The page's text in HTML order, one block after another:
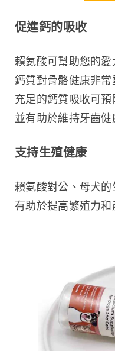
促進鈣的吸收
賴氨酸可幫助您的愛
鈣質對骨骼健康非常
充足的鈣質吸收可預
並有助於維持牙齒健
支持生殖健康
賴氨酸對公、母犬的
有助於提高繁殖力和